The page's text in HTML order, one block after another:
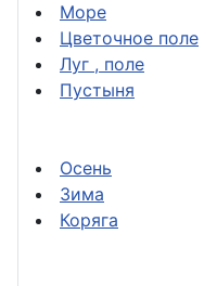
Море
Цветочное поле
Луг , поле
Пустыня
Осень
Зима
Коряга